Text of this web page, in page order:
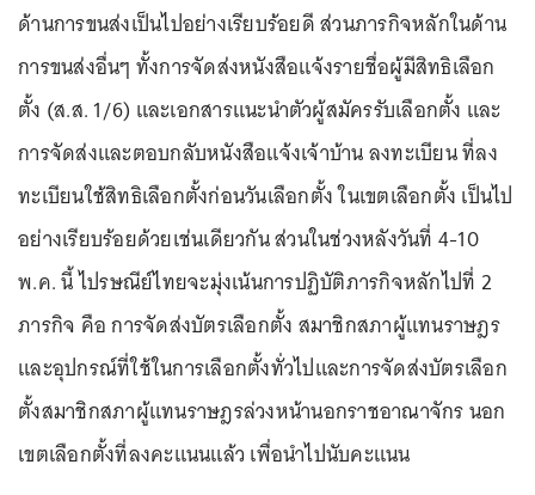
ด้านการขนส่งเป็นไปอย่างเรียบร้อยดี ส่วนภารกิจหลักในด้าน
การขนส่งอื่นๆ ทั้งการจัดส่งหนังสือแจ้งรายชื่อผู้มีสิทธิเลือก
ตั้ง (ส.ส. 1/6) และเอกสารแนะนำตัวผู้สมัครรับเลือกตั้ง และ
การจัดส่งและตอบกลับหนังสือแจ้งเจ้าบ้าน ลงทะเบียน ที่ลง
ทะเบียนใช้สิทธิเลือกตั้งก่อนวันเลือกตั้ง ในเขตเลือกตั้ง เป็นไป
อย่างเรียบร้อยด้วยเช่นเดียวกัน ส่วนในช่วงหลังวันที่ 4-10
พ.ค. นี้ ไปรษณีย์ไทยจะมุ่งเน้นการปฏิบัติภารกิจหลักไปที่ 2
ภารกิจ คือ การจัดส่งบัตรเลือกตั้ง สมาชิกสภาผู้แทนราษฎร
และอุปกรณ์ที่ใช้ในการเลือกตั้งทั่วไปและการจัดส่งบัตรเลือก
ตั้งสมาชิกสภาผู้แทนราษฎรล่วงหน้านอกราชอาณาจักร นอก
เขตเลือกตั้งที่ลงคะแนนแล้ว เพื่อนำไปนับคะแนน